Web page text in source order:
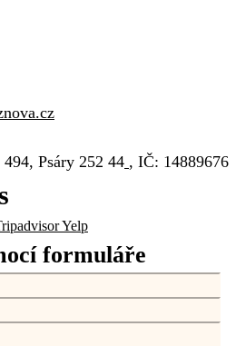
Psáry 252 44 , IČ: 14889676
Yelp
formuláře